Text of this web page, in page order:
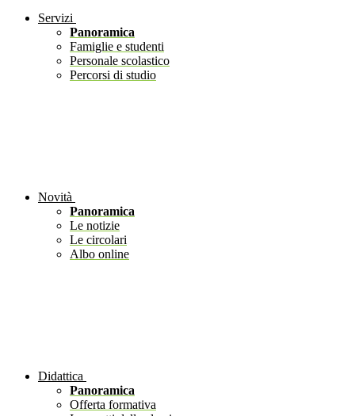
Servizi
Panoramica
Famiglie e studenti
Personale scolastico
Percorsi di studio
Novità
Panoramica
Le notizie
Le circolari
Albo online
Didattica
Panoramica
Offerta formativa